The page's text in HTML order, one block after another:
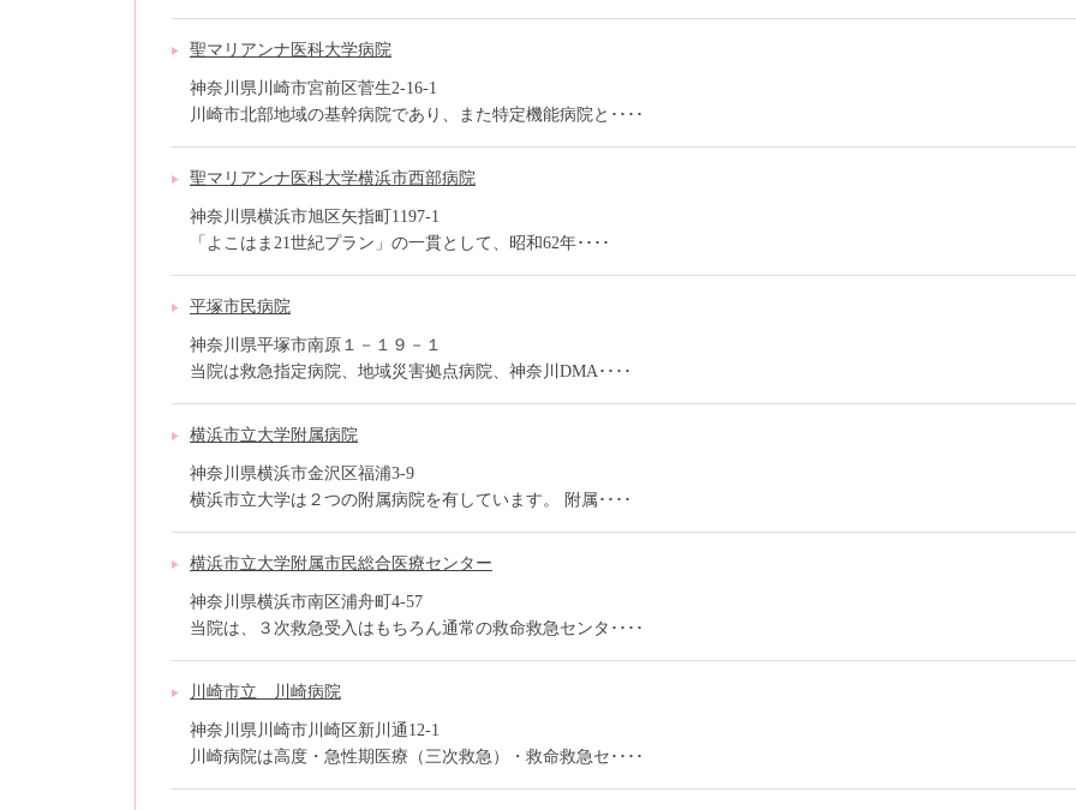
聖マリアンナ医科大学病院
神奈川県川崎市宮前区菅生2-16-1
川崎市北部地域の基幹病院であり、また特定機能病院と････
聖マリアンナ医科大学横浜市西部病院
神奈川県横浜市旭区矢指町1197-1
「よこはま21世紀プラン」の一貫として、昭和62年････
平塚市民病院
神奈川県平塚市南原１－１９－１
当院は救急指定病院、地域災害拠点病院、神奈川DMA････
横浜市立大学附属病院
神奈川県横浜市金沢区福浦3-9
横浜市立大学は２つの附属病院を有しています。 附属････
横浜市立大学附属市民総合医療センター
神奈川県横浜市南区浦舟町4-57
当院は、３次救急受入はもちろん通常の救命救急センタ････
川崎市立 川崎病院
神奈川県川崎市川崎区新川通12-1
川崎病院は高度・急性期医療（三次救急）・救命救急セ････